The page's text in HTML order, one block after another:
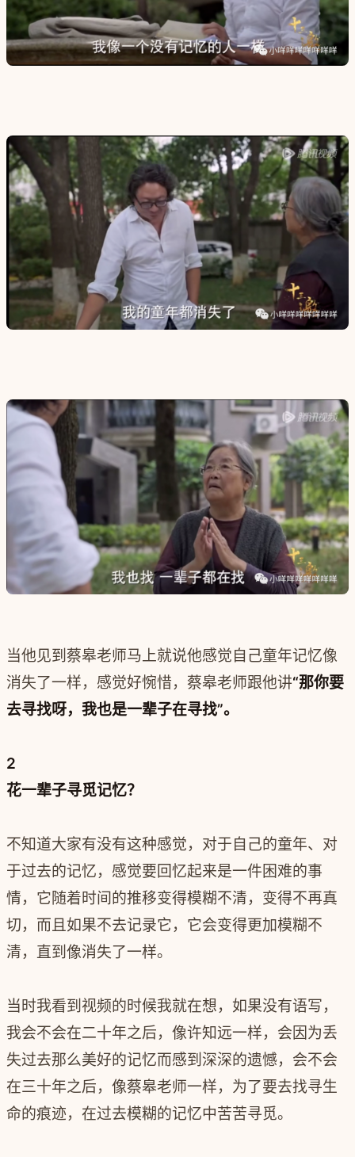
当他见到蔡皋老师马上就说他感觉自己童年记忆像
消失了一样，感觉好惋惜，蔡皋老师跟他讲“那你要
去寻找呀，我也是一辈子在寻找”。
2
花一辈子寻觅记忆？
不知道大家有没有这种感觉，对于自己的童年、对
于过去的记忆，感觉要回忆起来是一件困难的事
情，它随着时间的推移变得模糊不清，变得不再真
切，而且如果不去记录它，它会变得更加模糊不
清，直到像消失了一样。
当时我看到视频的时候我就在想，如果没有语写，
我会不会在二十年之后，像许知远一样，会因为丢
失过去那么美好的记忆而感到深深的遗憾，会不会
在三十年之后，像蔡皋老师一样，为了要去找寻生
命的痕迹，在过去模糊的记忆中苦苦寻觅。